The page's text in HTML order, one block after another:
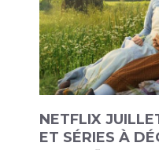
NETFLIX
ET SÉRIES À